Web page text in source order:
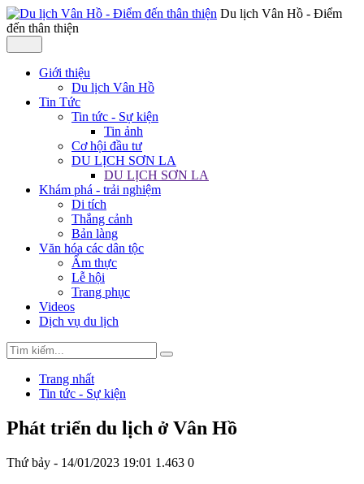
Du lịch Vân Hồ - Điểm
đến thân thiện
Giới thiệu
Du lịch Vân Hồ
Tin Tức
Tin tức - Sự kiện
Tin ảnh
Cơ hội đầu tư
DU LỊCH SƠN LA
DU LỊCH SƠN LA
Khám phá - trải nghiệm
Di tích
Thắng cảnh
Bản làng
Văn hóa các dân tộc
Ẩm thực
Lễ hội
Trang phục
Videos
Dịch vụ du lịch
Trang nhất
Tin tức - Sự kiện
Phát triển du lịch ở Vân Hồ
Thứ bảy - 14/01/2023 19:01 1.463 0